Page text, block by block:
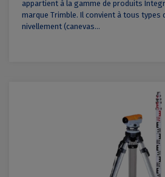
appartient à la gamme de produits
marque Trimble. Il convient à tous types
nivellement (canevas...